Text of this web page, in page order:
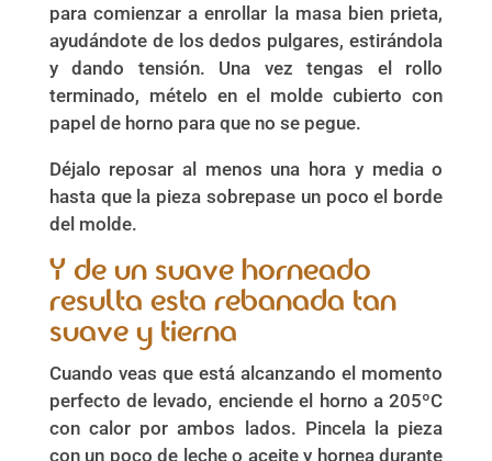
para comienzar a enrollar la masa bien prieta,
ayudándote de los dedos pulgares, estirándola
y dando tensión. Una vez tengas el rollo
terminado, mételo en el molde cubierto con
papel de horno para que no se pegue.
Déjalo reposar al menos una hora y media o
hasta que la pieza sobrepase un poco el borde
del molde.
Y de un suave horneado
resulta esta rebanada tan
suave y tierna
Cuando veas que está alcanzando el momento
perfecto de levado, enciende el horno a 205ºC
con calor por ambos lados. Pincela la pieza
con un poco de leche o aceite y hornea durante